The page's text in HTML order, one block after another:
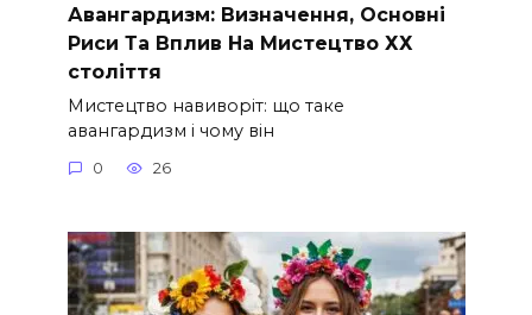
Авангардизм: Визначення, Основні
Риси Та Вплив На Мистецтво ХХ
століття
Мистецтво навиворіт: що таке
авангардизм і чому він
0 26